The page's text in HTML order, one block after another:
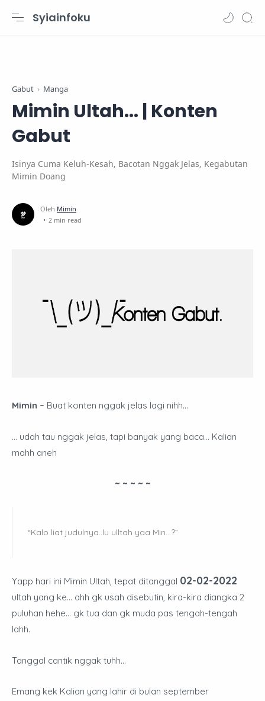
Syiainfoku
Gabut Manga
Mimin Ultah... | Konten
Gabut
Isinya Cuma Keluh-Kesah, Bacotan Nggak Jelas, Kegabutan
Mimin Doang
2 min read
Mimin – Buat konten nggak jelas lagi nihh…
… udah tau nggak jelas, tapi banyak yang baca... Kalian
mahh aneh
~ ~ ~ ~ ~
“Kalo liat judulnya..lu ulltah yaa Min…?”
Yapp hari ini Mimin Ultah, tepat ditanggal 02-02-2022
ultah yang ke… ahh gk usah disebutin, kira-kira diangka 2
puluhan hehe... gk tua dan gk muda pas tengah-tengah
lahh.
Tanggal cantik nggak tuhh…
Emang kek Kalian yang lahir di bulan september